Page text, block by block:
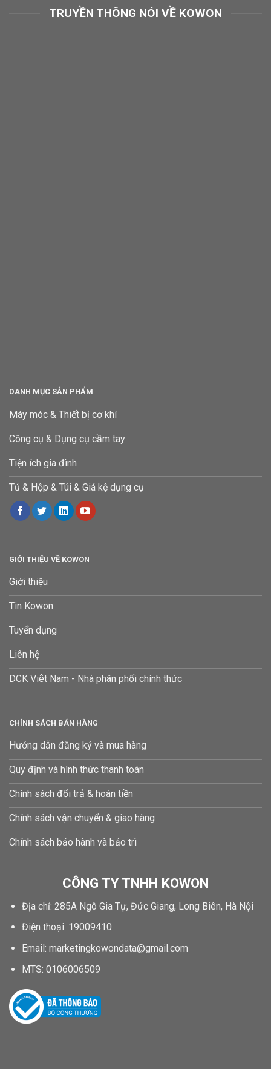
TRUYỀN THÔNG NÓI VỀ KOWON
DANH MỤC SẢN PHẨM
Máy móc & Thiết bị cơ khí
Công cụ & Dụng cụ cầm tay
Tiện ích gia đình
Tủ & Hộp & Túi & Giá kệ dụng cụ
GIỚI THIỆU VỀ KOWON
Giới thiệu
Tin Kowon
Tuyển dụng
Liên hệ
DCK Việt Nam - Nhà phân phối chính thức
CHÍNH SÁCH BÁN HÀNG
Hướng dẫn đăng ký và mua hàng
Quy định và hình thức thanh toán
Chính sách đổi trả & hoàn tiền
Chính sách vận chuyển & giao hàng
Chính sách bảo hành và bảo trì
CÔNG TY TNHH KOWON
Địa chỉ: 285A Ngô Gia Tự, Đức Giang, Long Biên, Hà Nội
Điện thoại: 19009410
Email: marketingkowondata@gmail.com
MTS: 0106006509